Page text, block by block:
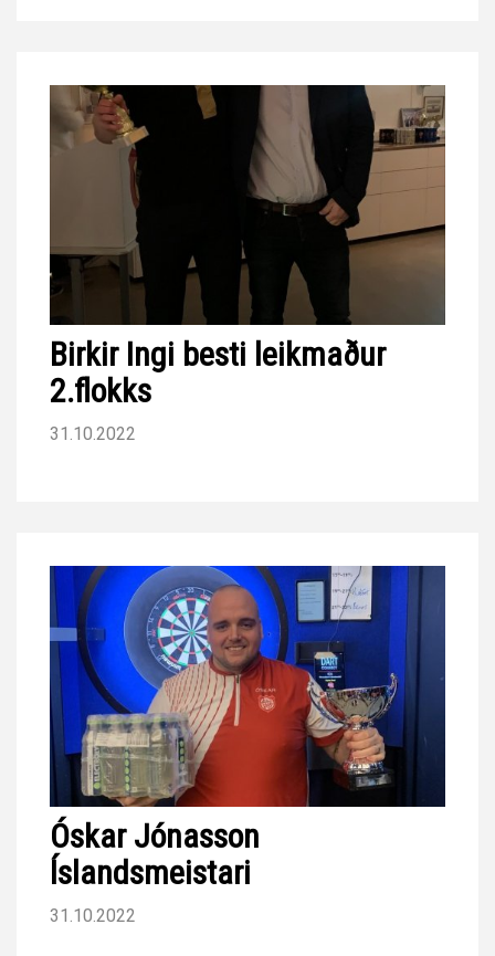
Birkir Ingi besti leikmaður
2.flokks
31.10.2022
Óskar Jónasson
Íslandsmeistari
31.10.2022